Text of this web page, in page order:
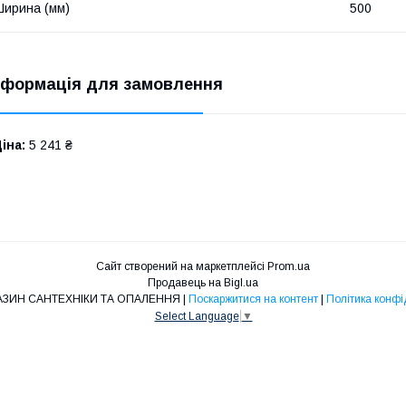
(мм) 500
для замовлення
5 241 ₴
Сайт створений на маркетплейсі Prom.ua
Продавець на Bigl.ua
O&L - МАГАЗИН САНТЕХНІКИ ТА ОПАЛЕННЯ | Поскаржитися на контент | Політика
Select Language ▼